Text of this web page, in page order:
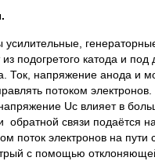
подогретого катода и
Ток, напряжение анода и
потоком
Uc влияет в
обратной связи подаётся
поток электронов на
с помощью